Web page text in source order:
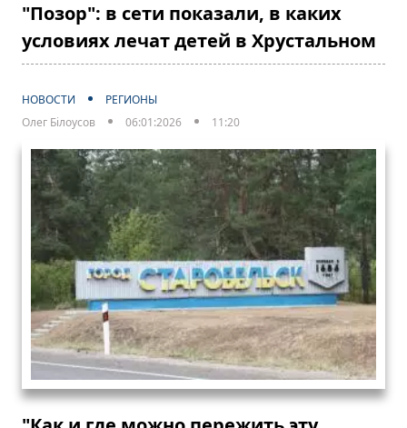
"Позор": в сети показали, в каких
условиях лечат детей в Хрустальном
НОВОСТИ
РЕГИОНЫ
Олег Білоусов
06:01:2026 11:20